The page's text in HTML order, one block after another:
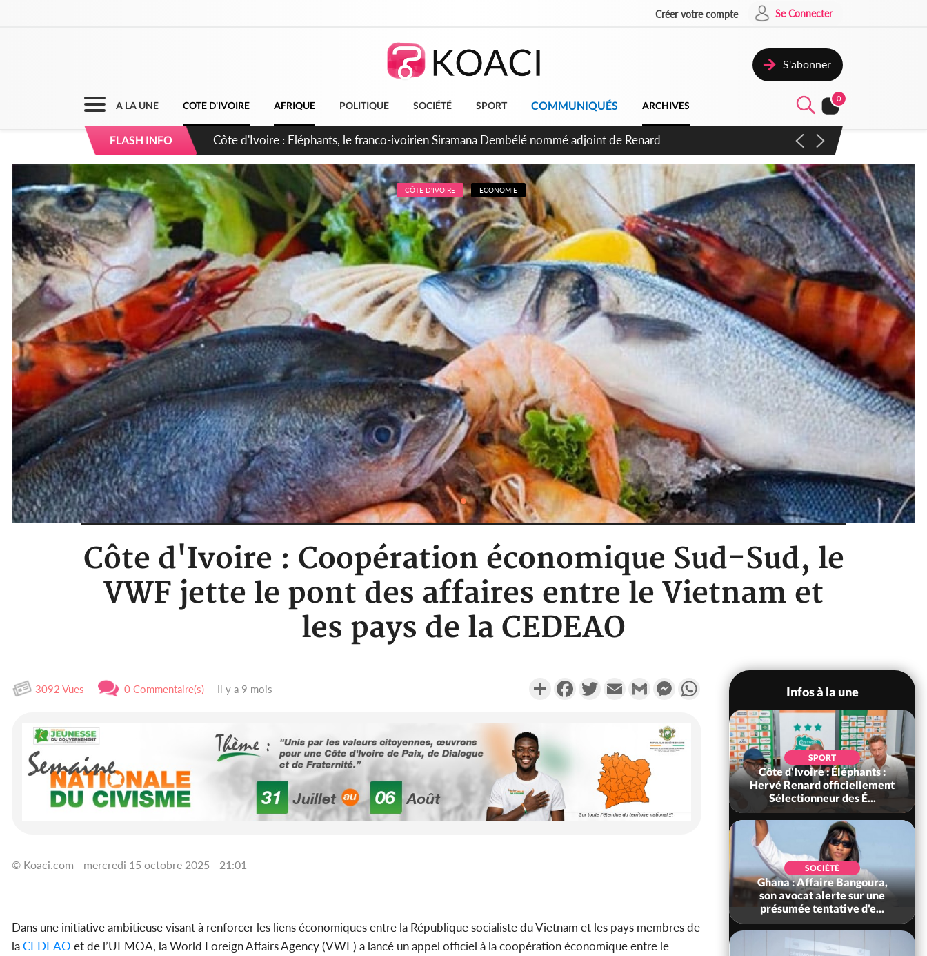
Créer votre compte Se Connecter
S'abonner
A LA UNE COTE D'IVOIRE AFRIQUE POLITIQUE SOCIÉTÉ SPORT COMMUNIQUÉS ARCHIVES
0
FLASH INFO Cameroun : 5 combattants séparatistes neutralisés, le Mindef dément les rumeurs d'exactions des civils
CÔTE D'IVOIRE ECONOMIE
Côte d'Ivoire : Coopération économique Sud-Sud, le
VWF jette le pont des affaires entre le Vietnam et
les pays de la CEDEAO
3092 Vues 0 Commentaire(s) Il y a 9 mois PartagerFacebookTwitterEmail Gmail MessengerWhatsApp
© Koaci.com - mercredi 15 octobre 2025 - 21:01
Dans une initiative ambitieuse visant à renforcer les liens économiques entre la République socialiste du Vietnam et les pays membres de
laCEDEAO et de l’UEMOA, la World Foreign Affairs Agency (VWF) a lancé un appel officiel à la coopération économique entre le
Infos à la une
POLITIQUE
Côte d'Ivoire : Violences
tragiques à Kossandji (Mé)
ayant fait 03 morts, A...
SPORT
Côte d'Ivoire : Éléphants :
Hervé Renard officiellement
Sélectionneur des É...
SOCIÉTÉ
Ghana : Affaire Bangoura,
son avocat alerte sur une
présumée tentative d'e...